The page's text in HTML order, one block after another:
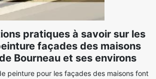
pratiques à savoir sur les
façades des maisons
Bourneau et ses environs
peinture pour les façades des maisons font